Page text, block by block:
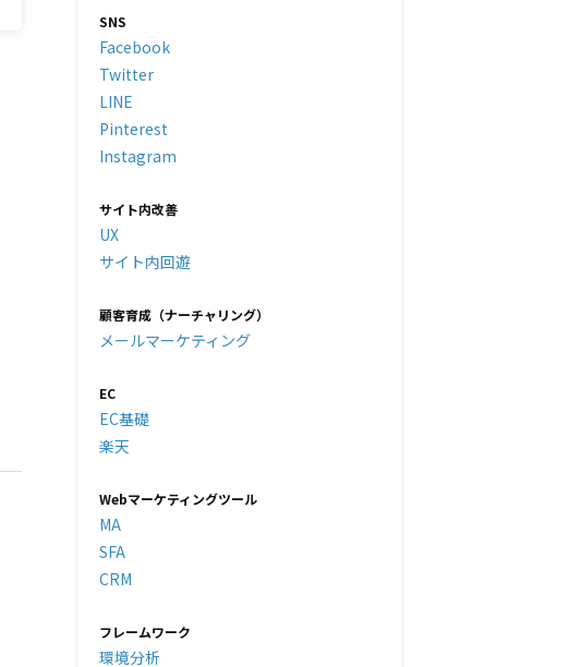
SNS
Facebook
Twitter
LINE
Pinterest
Instagram
サイト内改善
UX
サイト内回遊
顧客育成（ナーチャリング）
メールマーケティング
EC
EC基礎
楽天
Webマーケティングツール
MA
SFA
CRM
フレームワーク
環境分析